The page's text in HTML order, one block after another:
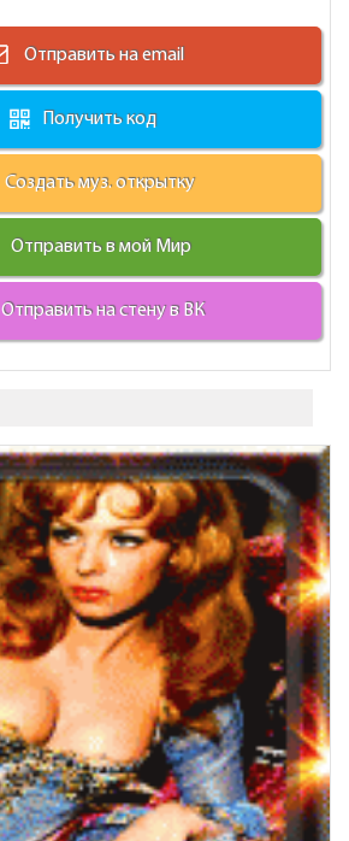
Отправить на email
Получить код
Создать муз. открытку
Отправить в мой Мир
Отправить на стену в ВК